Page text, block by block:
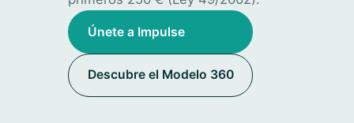
Únete a Impulse
Descubre el Modelo 360